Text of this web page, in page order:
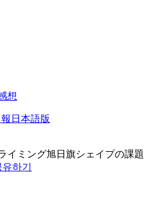
想
日本語版
イミング旭日旗シェイプの課題
유하기